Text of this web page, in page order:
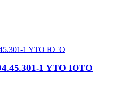
1 YTO ЮТО